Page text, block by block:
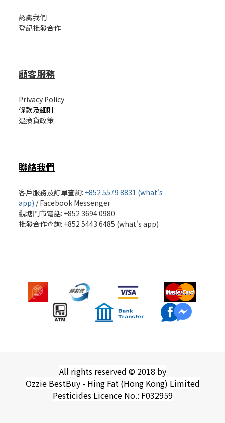
認識我們
登記批發合作
顧客服務
Privacy Policy
條款及細則
退換貨政策
聯絡我們
客戶服務及訂單查詢: +852 5579 8831 (what's
app) /Facebook Messenger
觀塘門市電話: +852 3694 0980
批發合作查詢: +852 5443 6485 (what's app)
All rights reserved © 2018 by
Ozzie BestBuy - Hing Fat (Hong Kong) Limited
Pesticides Licence No.: F032959